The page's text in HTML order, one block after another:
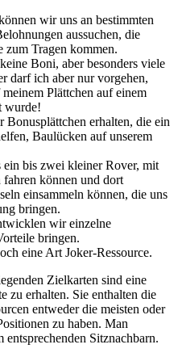
wir uns an bestimmten
aussuchen, die
zum Tragen kommen.
Boni, aber besonders viele
darf ich aber nur vorgehen,
Plättchen auf einem
wurde!
erhalten, die ein
Baulücken auf unserem
ein bis zwei kleiner Rover, mit
fahren können und dort
einsammeln können, die uns
bringen.
wir einzelne
bringen.
eine Art Joker-Ressource.
Zielkarten sind eine
zu erhalten. Sie enthalten die
entweder die meisten oder
zu haben. Man
Sitznachbarn.